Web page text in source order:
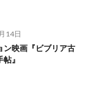
14日
ン映画『ビブリア古
』